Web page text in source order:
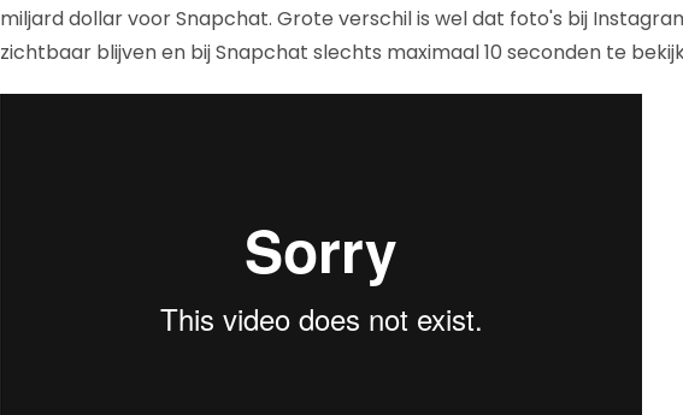
miljard dollar voor Snapchat. Grote verschil is wel dat foto's bij
zichtbaar blijven en bij Snapchat slechts maximaal 10 seconden te